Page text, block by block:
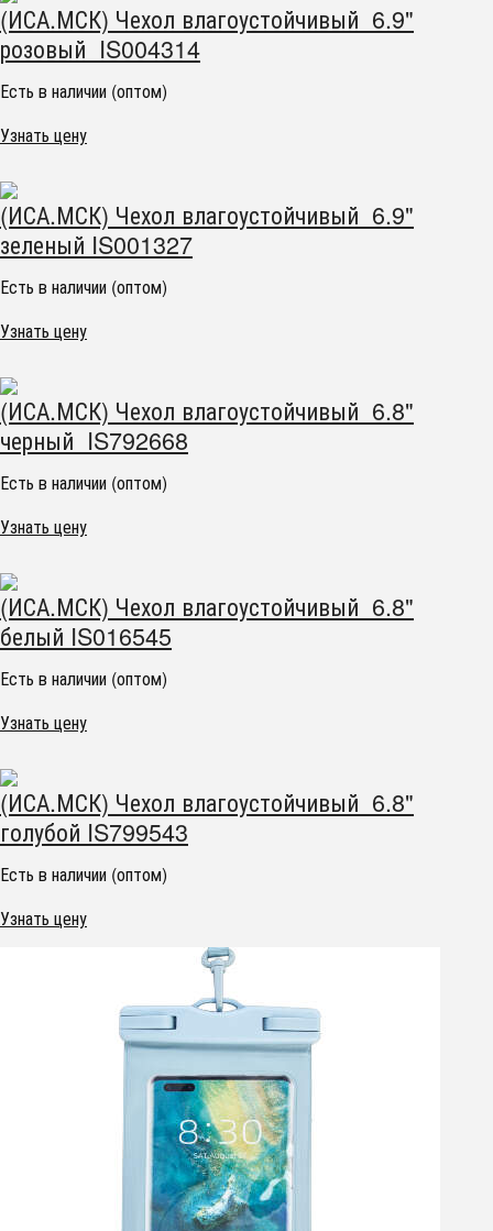
(ИСА.МСК) Чехол влагоустойчивый 6.9"
розовый IS004314
Есть в наличии (оптом)
Узнать цену
(ИСА.МСК) Чехол влагоустойчивый 6.9"
зеленый IS001327
Есть в наличии (оптом)
Узнать цену
(ИСА.МСК) Чехол влагоустойчивый 6.8"
черный IS792668
Есть в наличии (оптом)
Узнать цену
(ИСА.МСК) Чехол влагоустойчивый 6.8"
белый IS016545
Есть в наличии (оптом)
Узнать цену
(ИСА.МСК) Чехол влагоустойчивый 6.8"
голубой IS799543
Есть в наличии (оптом)
Узнать цену